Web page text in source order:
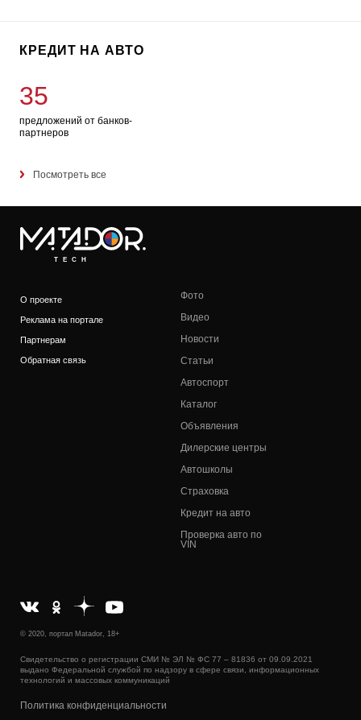
КРЕДИТ НА АВТО
35
предложений от банков-
партнеров
Посмотреть все
TECH
О проекте
Реклама на портале
Партнерам
Обратная связь
Фото
Видео
Новости
Статьи
Автоспорт
Каталог
Объявления
Дилерские центры
Автошколы
Страховка
Кредит на авто
Проверка авто по
VIN
© 2020, портал Matador, 18+
Свидетельство о регистрации СМИ № ЭЛ № ФС 77 – 81836 от 09.09.2021
выдано Федеральной службой по надзору в сфере связи, информационных
технологий и массовых коммуникаций
Политика конфиденциальности